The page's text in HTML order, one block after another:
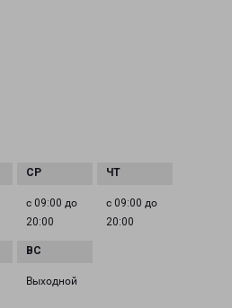
с 09:00 до
20:00
с 09:00 до
20:00
Выходной